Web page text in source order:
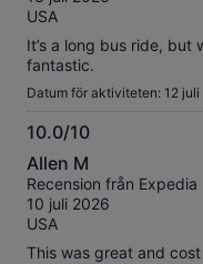
USA
It’s a long bus ride, but
fantastic.
Datum för aktiviteten: 12
10.0/10
10.0
av
10
Allen M
Recension från Expedia
10 juli 2026
USA
This was great and